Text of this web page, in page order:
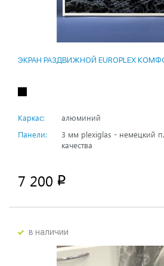
ЭКРАН РАЗДВИЖНОЙ EUROPLEX
Каркас:
алюминий
Панели:
3 мм plexiglas - немецкий
качества
7 200 p
в наличии